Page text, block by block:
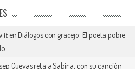
iten Diálogos con gracejo: El poeta pobre
Cuevas reta a Sabina, con su canción